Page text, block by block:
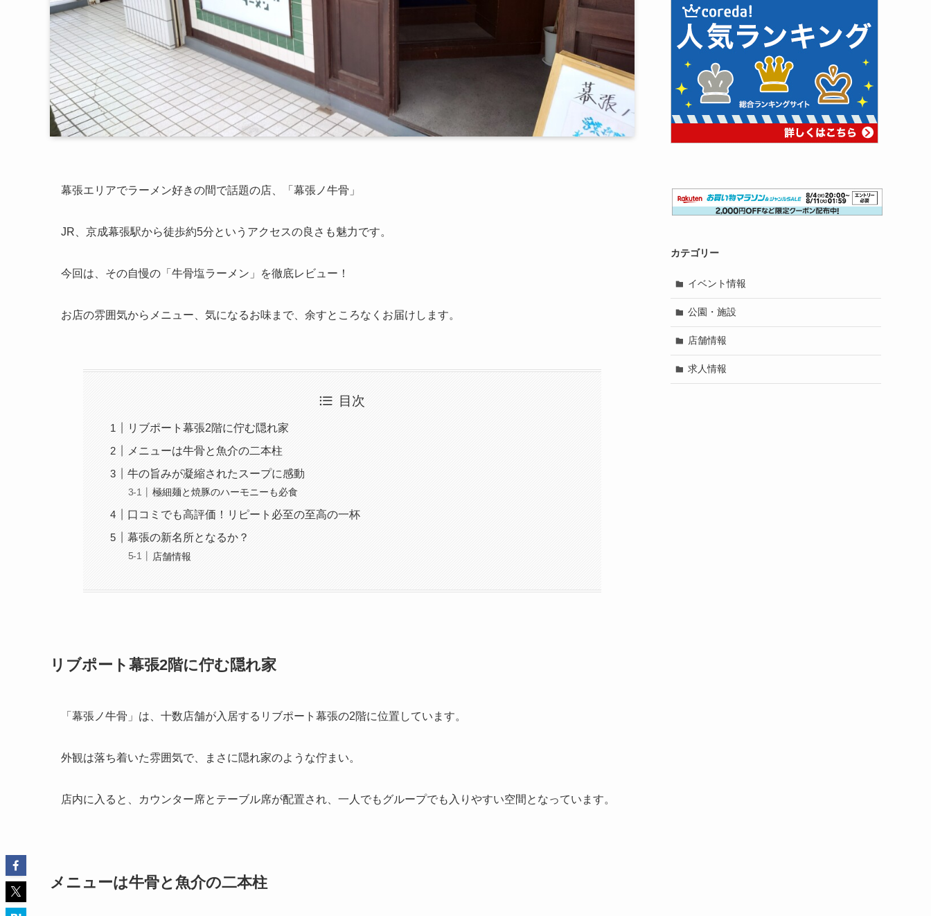
幕張エリアでラーメン好きの間で話題の店、「幕張ノ牛骨」
JR、京成幕張駅から徒歩約5分というアクセスの良さも魅力です。
今回は、その自慢の「牛骨塩ラーメン」を徹底レビュー！
お店の雰囲気からメニュー、気になるお味まで、余すところなくお届けします。
目次
リブポート幕張2階に佇む隠れ家
メニューは牛骨と魚介の二本柱
牛の旨みが凝縮されたスープに感動
極細麺と焼豚のハーモニーも必食
口コミでも高評価！リピート必至の至高の一杯
幕張の新名所となるか？
店舗情報
リブポート幕張2階に佇む隠れ家
「幕張ノ牛骨」は、十数店舗が入居するリブポート幕張の2階に位置しています。
外観は落ち着いた雰囲気で、まさに隠れ家のような佇まい。
店内に入ると、カウンター席とテーブル席が配置され、一人でもグループでも入りやすい空間となっています。
メニューは牛骨と魚介の二本柱
カテゴリー
イベント情報
公園・施設
店舗情報
求人情報